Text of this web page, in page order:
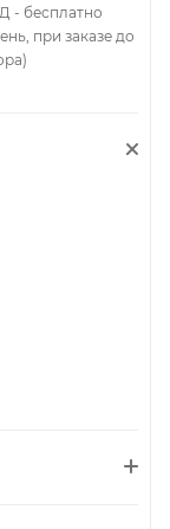
- бесплатно
при заказе до